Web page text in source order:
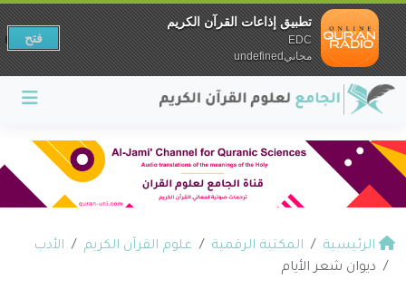
الرئيسية المكتبة الرقمية علوم القرآن الكريم
الأدب
ديوان شعر الأيام
تطبيق إذاعات القرآن الكريم
EDC
مجانيundefined
فتح